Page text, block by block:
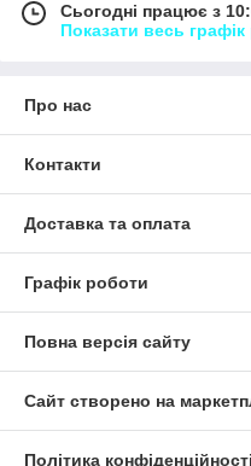
Сьогодні працює з
Показати весь
Про нас
Контакти
Доставка та оплата
Графік роботи
Повна версія сайту
Сайт створено на
Політика конфіденційності